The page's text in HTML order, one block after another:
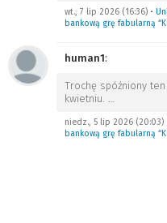
wt., 7 lip 2026 (16:36) •
bankową grę fabularną
human1:
Trochę spóźniony
kwietniu. …
niedz., 5 lip 2026 (20:03)
bankową grę fabularną